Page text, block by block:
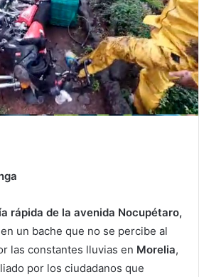
rápida de la avenida Nocupétaro,
un bache que no se percibe al
las constantes lluvias en Morelia,
por los ciudadanos que